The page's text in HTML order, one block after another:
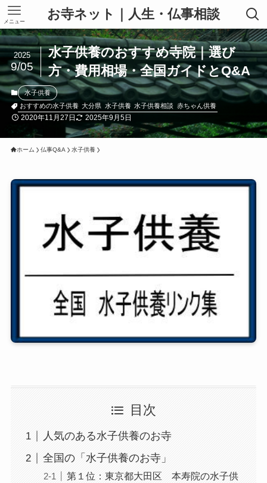
お寺ネット｜人生・仏事相談
メニュー
水子供養のおすすめ寺院｜選び
方・費用相場・全国ガイドとQ&A
2025
9/05
水子供養
おすすめの水子供養 大分県 水子供養 水子供養相談 赤ちゃん供養
2020年11月27日 2025年9月5日
ホーム 仏事Q&A 水子供養
目次
人気のある水子供養のお寺
全国の「水子供養のお寺」
第１位：東京都大田区 本寿院の水子供